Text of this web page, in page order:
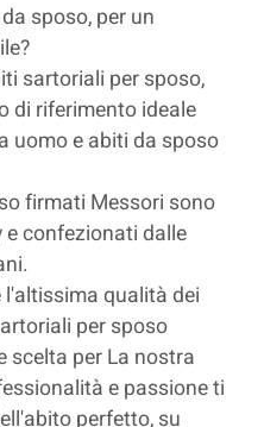
sposo, per un
sartoriali per sposo,
di riferimento ideale
uomo e abiti da sposo
firmati Messori sono
confezionati dalle
qualità dei
per sposo
scelta per La nostra
e passione ti
perfetto, su